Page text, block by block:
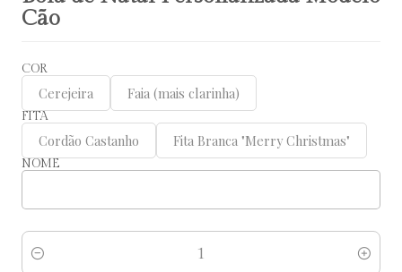
Cão
COR
Cerejeira Faia (mais clarinha)
FITA
Cordão Castanho Fita Branca "Merry Christmas"
NOME
Quantidade